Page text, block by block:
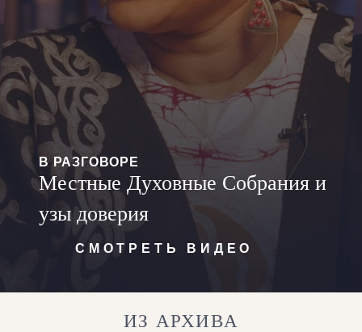
В РАЗГОВОРЕ
Местные Духовные Собрания и
узы доверия
СМОТРЕТЬ ВИДЕО
ИЗ АРХИВА